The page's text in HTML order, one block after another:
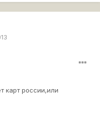
карт россии,или